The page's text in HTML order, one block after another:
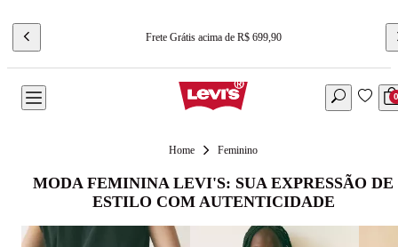
Frete Grátis acima de R$ 699,90
0
Feminino
MODA FEMININA LEVI'S: SUA EXPRESSÃO DE
ESTILO COM AUTENTICIDADE